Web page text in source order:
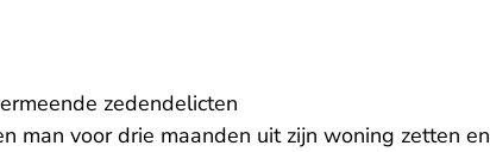
zedendelicten
man voor drie maanden uit zijn woning zetten en